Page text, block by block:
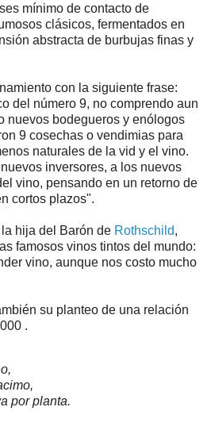
mínimo de contacto de
clásicos, fermentados en
abstracta de burbujas finas y
con la siguiente frase:
del número 9, no comprendo aun
nuevos bodegueros y enólogos
9 cosechas o vendimias para
naturales de la vid y el vino.
inversores, a los nuevos
vino, pensando en un retorno de
cortos plazos".
hija del Barón de Rothschild,
famosos vinos tintos del mundo:
vino, aunque nos costo mucho
su planteo de una relación
.
por planta.